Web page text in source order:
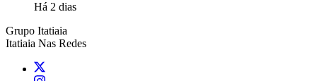
Há 2 dias
Grupo Itatiaia
Itatiaia Nas Redes